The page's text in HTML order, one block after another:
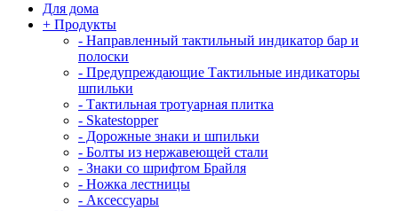
Для дома
+ Продукты
- Направленный тактильный индикатор бар и
полоски
- Предупреждающие Тактильные индикаторы
шпильки
- Тактильная тротуарная плитка
- Skatestopper
- Дорожные знаки и шпильки
- Болты из нержавеющей стали
- Знаки со шрифтом Брайля
- Ножка лестницы
- Аксессуары